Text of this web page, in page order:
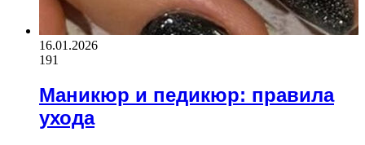
16.01.2026
191
Маникюр и педикюр: правила
ухода